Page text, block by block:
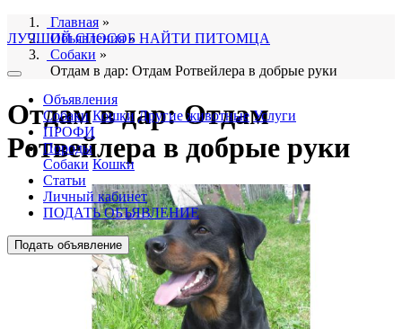
ЛУЧШИЙ СПОСОБ НАЙТИ ПИТОМЦА
Объявления
Собаки Кошки Другие животные Услуги
ПРОФИ
Породы
Собаки Кошки
Статьи
Личный кабинет
ПОДАТЬ ОБЪЯВЛЕНИЕ
Подать объявление
Главная »
Объявления»
Собаки »
Отдам в дар: Отдам Ротвейлера в добрые руки
Отдам в дар: Отдам
Ротвейлера в добрые руки